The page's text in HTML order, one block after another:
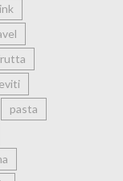
pasta